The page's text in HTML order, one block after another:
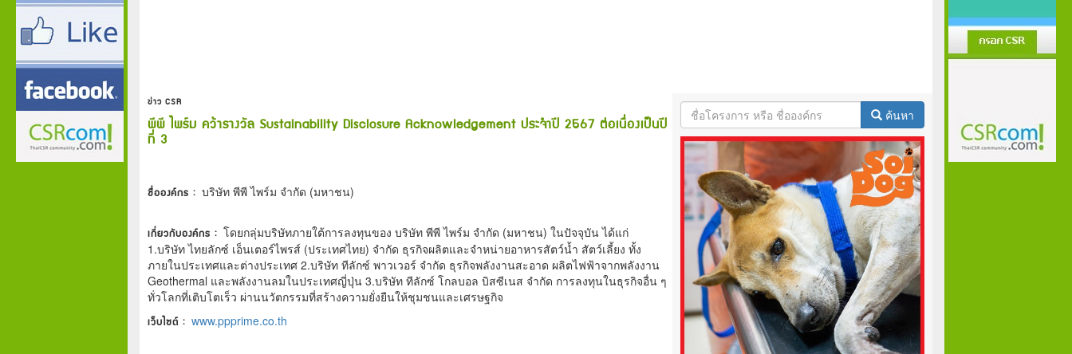
ข่าว CSR
พีพี ไพร์ม คว้ารางวัล Sustainability Disclosure Acknowledgement ประจำปี 2567 ต่อเนื่องเป็นปี
ที่ 3
ชื่อองค์กร : บริษัท พีพี ไพร์ม จำกัด (มหาชน)
เกี่ยวกับองค์กร : โดยกลุ่มบริษัทภายใต้การลงทุนของ บริษัท พีพี ไพร์ม จำกัด (มหาชน) ในปัจจุบัน ได้แก่
1.บริษัท ไทยลักซ์ เอ็นเตอร์ไพรส์ (ประเทศไทย) จำกัด ธุรกิจผลิตและจำหน่ายอาหารสัตว์น้ำ สัตว์เลี้ยง ทั้ง
ภายในประเทศและต่างประเทศ 2.บริษัท ทีลักซ์ พาวเวอร์ จำกัด ธุรกิจพลังงานสะอาด ผลิตไฟฟ้าจากพลังงาน
Geothermal และพลังงานลมในประเทศญี่ปุ่น 3.บริษัท ทีลักซ์ โกลบอล บิสซีเนส จำกัด การลงทุนในธุรกิจอื่น ๆ
ทั่วโลกที่เติบโตเร็ว ผ่านนวัตกรรมที่สร้างความยั่งยืนให้ชุมชนและเศรษฐกิจ
เว็บไซต์ : www.ppprime.co.th
ค้นหา